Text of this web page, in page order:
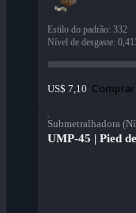
Estilo do padrão: 332
Nível de desgaste:
US$ 7,10 Comprar
Submetralhadora
UMP-45 | Pied